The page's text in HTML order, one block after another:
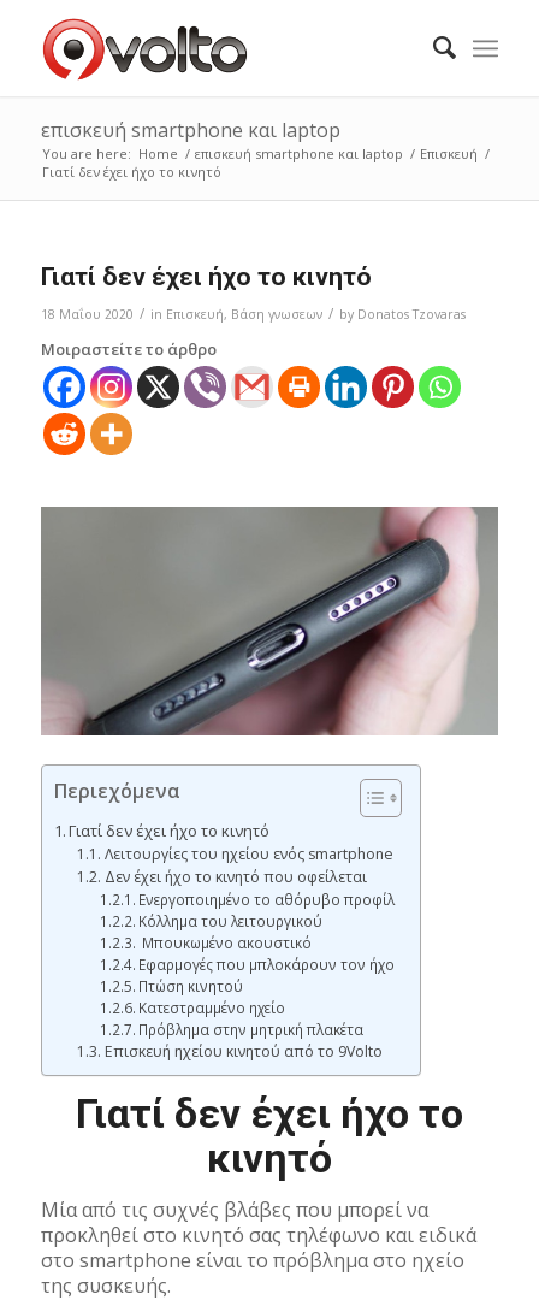
επισκευή smartphone και laptop
You are here: Home / επισκευή smartphone και laptop / Επισκευή /
Γιατί δεν έχει ήχο το κινητό
Γιατί δεν έχει ήχο το κινητό
18 Μαΐου 2020 / in Επισκευή, Bάση γνωσεων / by Donatos Tzovaras
Μοιραστείτε το άρθρο
Περιεχόμενα
Γιατί δεν έχει ήχο το κινητό
Λειτουργίες του ηχείου ενός smartphone
Δεν έχει ήχο το κινητό που οφείλεται
Ενεργοποιημένο το αθόρυβο προφίλ
Κόλλημα του λειτουργικού
Μπουκωμένο ακουστικό
Εφαρμογές που μπλοκάρουν τον ήχο
Πτώση κινητού
Κατεστραμμένο ηχείο
Πρόβλημα στην μητρική πλακέτα
Επισκευή ηχείου κινητού από το 9Volto
Γιατί δεν έχει ήχο το
κινητό
Μία από τις συχνές βλάβες που μπορεί να
προκληθεί στο κινητό σας τηλέφωνο και ειδικά
στο smartphone είναι το πρόβλημα στο ηχείο
της συσκευής.